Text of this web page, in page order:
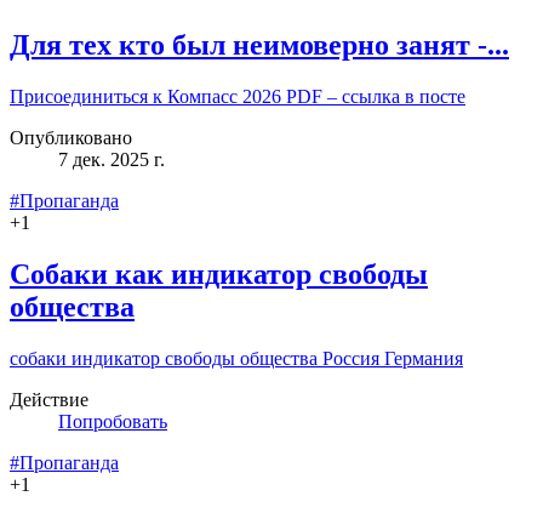
Для тех кто был неимоверно занят -...
Присоединиться к Компасс 2026 PDF – ссылка в посте
Опубликовано
7 дек. 2025 г.
#Пропаганда
+1
Собаки как индикатор свободы
общества
собаки индикатор свободы общества Россия Германия
Действие
Попробовать
#Пропаганда
+1